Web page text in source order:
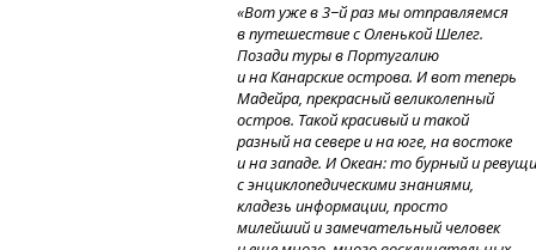
«Вот уже в 3−й раз мы отправляемся
в путешествие с Оленькой Шелег.
Позади туры в Португалию
и на Канарские острова. И вот теперь
Мадейра, прекрасный великолепный
остров. Такой красивый и такой
разный на севере и на юге, на востоке
и на западе.И Океан:то бурныйи
с энциклопедическими знаниями,
кладезь информации, просто
милейший и замечательный человек